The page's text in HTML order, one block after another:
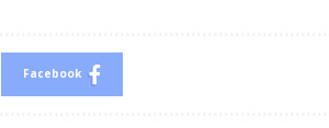
Facebook